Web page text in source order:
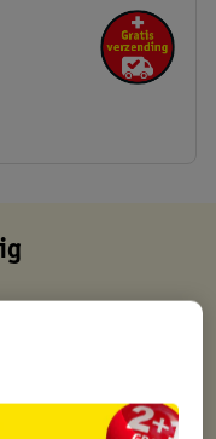
volgende dag in huis